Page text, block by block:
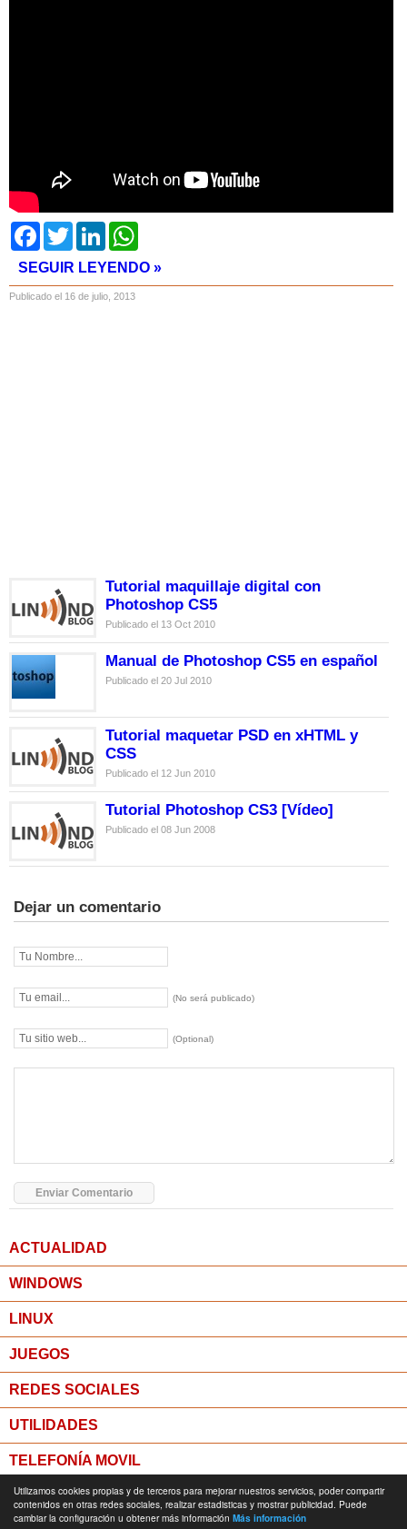
Utilizamos cookies propias y de terceros para mejorar nuestros servicios, poder compartir
contenidos en otras redes sociales, realizar estadisticas y mostrar publicidad. Puede
cambiar la configuración u obtener más información Más información
FacebookTwitter LinkedIn
SEGUIR LEYENDO »
Publicado el 16 de julio, 2013
Tutorial maquillaje digital con
Photoshop CS5
Publicado el 13 Oct 2010
Manual de Photoshop CS5 en español
Publicado el 20 Jul 2010
Tutorial maquetar PSD en xHTML y
CSS
Publicado el 12 Jun 2010
Tutorial Photoshop CS3 [Vídeo]
Publicado el 08 Jun 2008
Dejar un comentario
(No será publicado)
(Optional)
ACTUALIDAD
WINDOWS
LINUX
JUEGOS
REDES SOCIALES
UTILIDADES
TELEFONÍA MOVIL
MICROPOST